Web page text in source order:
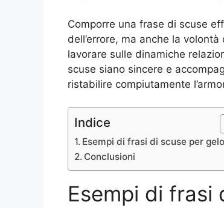
Comporre una frase di scuse
dell’errore, ma anche la
lavorare sulle dinamiche
scuse siano sincere e
ristabilire compiutamente
Indice
Esempi di frasi di scuse per
Conclusioni
Esempi di frasi